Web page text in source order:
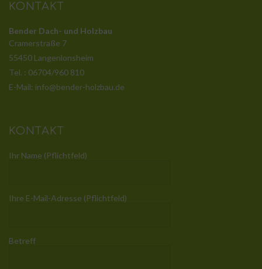
KONTAKT
Bender Dach- und Holzbau
Cramerstraße 7
55450 Langenlonsheim
Tel. : 06704/960 810
E-Mail: info@bender-holzbau.de
KONTAKT
Ihr Name (Pflichtfeld)
Ihre E-Mail-Adresse (Pflichtfeld)
Betreff